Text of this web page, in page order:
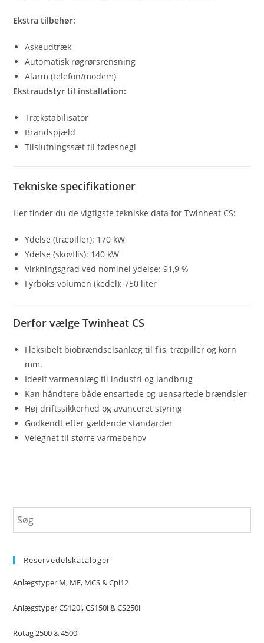
Ekstra tilbehør:
Askeudtræk
Automatisk røgrørsrensning
Alarm (telefon/modem)
Ekstraudstyr til installation:
Trækstabilisator
Brandspjæld
Tilslutningssæt til fødesnegl
Tekniske specifikationer
Her finder du de vigtigste tekniske data for Twinheat CS:
Ydelse (træpiller): 170 kW
Ydelse (skovflis): 140 kW
Virkningsgrad ved nominel ydelse: 91,9 %
Fyrboks volumen (kedel): 750 liter
Derfor vælge Twinheat CS
Fleksibelt biobrændselsanlæg til flis, træpiller og korn
mm.
Ideelt varmeanlæg til industri og landbrug
Kan håndtere både ensartede og uensartede brændsler
Høj driftssikkerhed og avanceret styring
Godkendt efter gældende standarder
Velegnet til større varmebehov
Reservedelskataloger
Anlægstyper M, ME, MCS & Cpi12
Anlægstyper CS120i, CS150i & CS250i
Rotag 2500 & 4500